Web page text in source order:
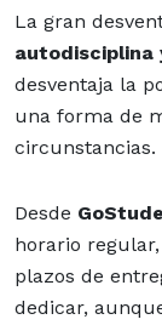
La gran
autodisciplina
desventaja la
una forma de
circunstancias.
Desde
horario
plazos de
dedicar,